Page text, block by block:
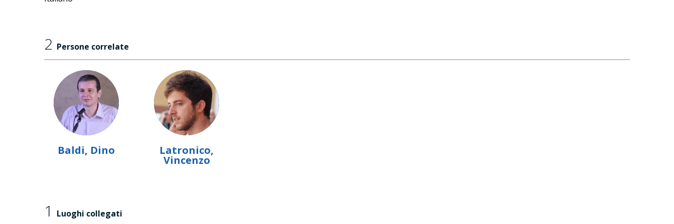
2 Persone correlate
Baldi, Dino Latronico,
Vincenzo
1 Luoghi collegati